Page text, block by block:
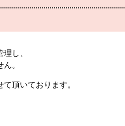
し、
。
頂いております。